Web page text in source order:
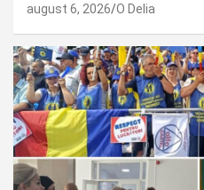
august 6, 2026 O Delia